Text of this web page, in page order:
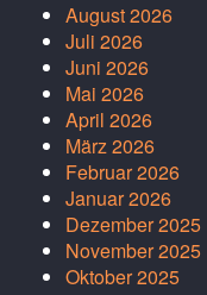
August 2026
Juli 2026
Juni 2026
Mai 2026
April 2026
März 2026
Februar 2026
Januar 2026
Dezember 2025
November 2025
Oktober 2025